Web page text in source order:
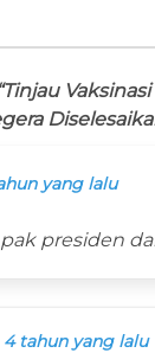
“Tinjau
yang lalu
presiden
4 tahun yang lalu